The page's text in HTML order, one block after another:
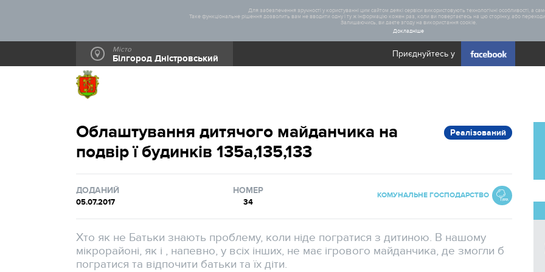
Для забезпечення зручності у користуванні цим сайтом деякі сервіси використовують технологічні особливості, а
Таке функціональне рішення дозволить вам не вводити одну і ту ж інформацію кожен раз, коли ви повертаєтесь на цю сторінку, або
Залишаючись, ви даєте згоду на використання cookie.
Докладніше
Місто
Білгород Дністровський Приєднуйтесь у
Облаштування дитячого майданчика на
подвір ї будинків 135а,135,133
Реалізований
ДОДАНИЙ
05.07.2017
НОМЕР
34
КОМУНАЛЬНЕ ГОСПОДАРСТВО
Хто як не Батьки знають проблему, коли ніде погратися з дитиною. В нашому
мікрорайоні, як і , напевно, у всіх інших, не має ігрового майданчика, де змогли б
погратися та відпочити батьки та їх діти.